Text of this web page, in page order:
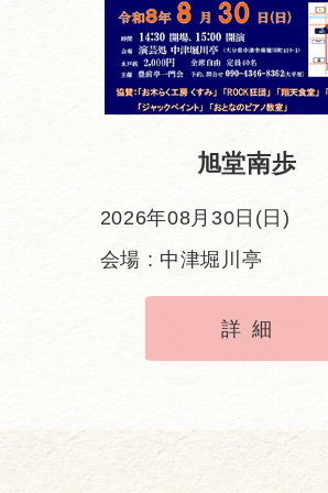
旭堂南歩
2026年08月30日(日)
会場 : 中津堀川亭
詳細